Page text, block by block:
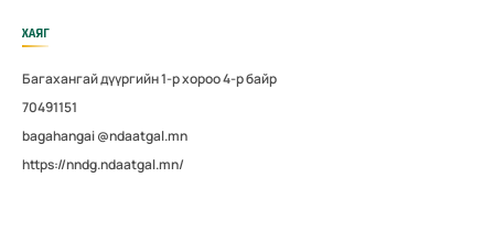
ХАЯГ
Багахангай дүүргийн 1-р хороо 4-р байр
70491151
bagahangai @ndaatgal.mn
https://nndg.ndaatgal.mn/